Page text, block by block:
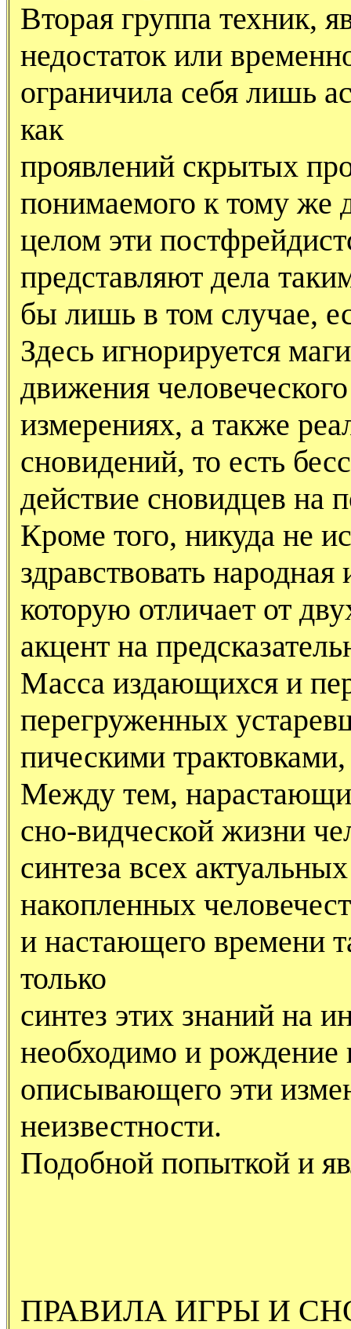
Вторая группа техник,
недостаток или
ограничила себя лишь
как
проявлений скрытых
понимаемого к тому же
целом эти
представляют дела
бы лишь в том случае,
Здесь игнорируется
движения
измерениях, а также
сновидений, то есть
действие сновидцев на
Кроме того, никуда не
здравствовать
которую отличает от
акцент на
Масса издающихся и
перегруженных
пическими
Между тем,
сно-видческой жизни
синтеза всех
накопленных
и настающего времени
только
синтез этих знаний на
необходимо и рождение
описывающего эти
неизвестности.
Подобной попыткой и
ПРАВИЛА ИГРЫ И